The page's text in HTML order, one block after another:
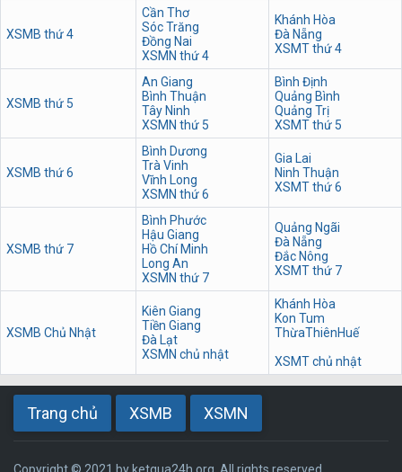
XSMB thứ 4
Cần Thơ
Sóc Trăng
Đồng Nai
XSMN thứ 4
Khánh Hòa
Đà Nẵng
XSMT thứ 4
XSMB thứ 5
An Giang
Bình Thuận
Tây Ninh
XSMN thứ 5
Bình Định
Quảng Bình
Quảng Trị
XSMT thứ 5
XSMB thứ 6
Bình Dương
Trà Vinh
Vĩnh Long
XSMN thứ 6
Gia Lai
Ninh Thuận
XSMT thứ 6
XSMB thứ 7
Bình Phước
Hậu Giang
Hồ Chí Minh
Long An
XSMN thứ 7
Quảng Ngãi
Đà Nẵng
Đắc Nông
XSMT thứ 7
XSMB Chủ Nhật
Kiên Giang
Tiền Giang
Đà Lạt
XSMN chủ nhật
Khánh Hòa
Kon Tum
ThừaThiênHuế
XSMT chủ nhật
Trang chủ XSMB XSMN
Copyright © 2021 by ketqua24h.org. All rights reserved